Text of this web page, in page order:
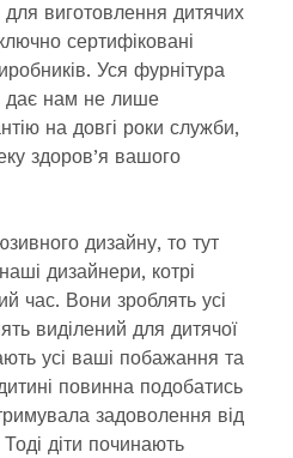
виготовлення дитячих
сертифіковані
Уся фурнітура
дає нам не лише
на довгі роки служби,
здоров’я вашого
дизайну, то тут
дизайнери, котрі
час. Вони зроблять усі
виділений для дитячої
усі ваші побажання та
повинна подобатись
задоволення від
діти починають